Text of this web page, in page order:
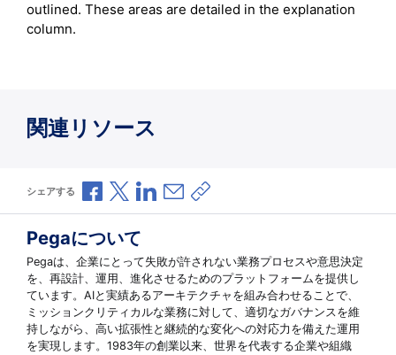
outlined. These areas are detailed in the explanation
column.
関連リソース
シェアする Facebookで共有
Xで共有LinkedInで共有
メールで共有
共有リンクをコピー
Pegaについて
Pegaは、企業にとって失敗が許されない業務プロセスや意思決定
を、再設計、運用、進化させるためのプラットフォームを提供し
ています。AIと実績あるアーキテクチャを組み合わせることで、
ミッションクリティカルな業務に対して、適切なガバナンスを維
持しながら、高い拡張性と継続的な変化への対応力を備えた運用
を実現します。1983年の創業以来、世界を代表する企業や組織